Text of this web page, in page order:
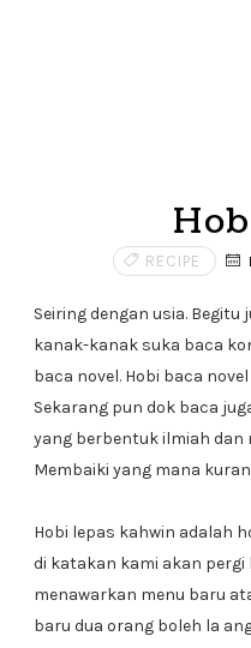
RECIPE
Seiring dengan usia. Begitu
kanak-kanak suka baca
baca novel. Hobi baca
Sekarang pun dok baca
yang berbentuk ilmiah dan
Membaiki yang mana
Hobi lepas kahwin adalah
di katakan kami akan
menawarkan menu baru
baru dua orang boleh la